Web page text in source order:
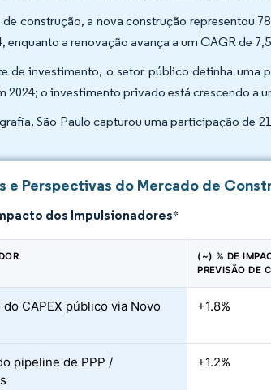
construção, a nova construção representou
enquanto a renovação avança a um CAGR de
de investimento, o setor público detinha uma
2024; o investimento privado está crescendo a
São Paulo capturou uma participação de
e Perspectivas do Mercado de
dos Impulsionadores*
(~) % DE
PREVISÃO DE
do CAPEX público via Novo
+1.8%
pipeline de PPP /
+1.2%